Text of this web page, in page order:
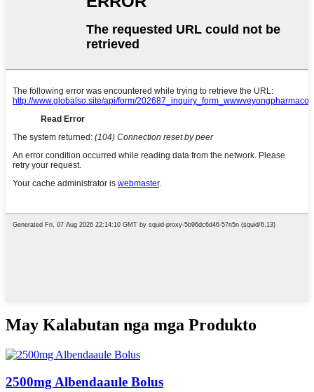
May Kalabutan nga mga Produkto
2500mg Albendaaule Bolus